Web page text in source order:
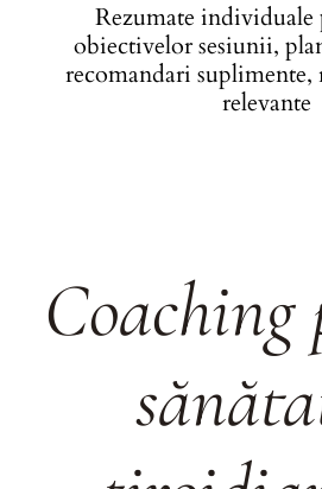
Rezumate individuale
obiectivelor sesiunii,
recomandari suplimente,
relevante